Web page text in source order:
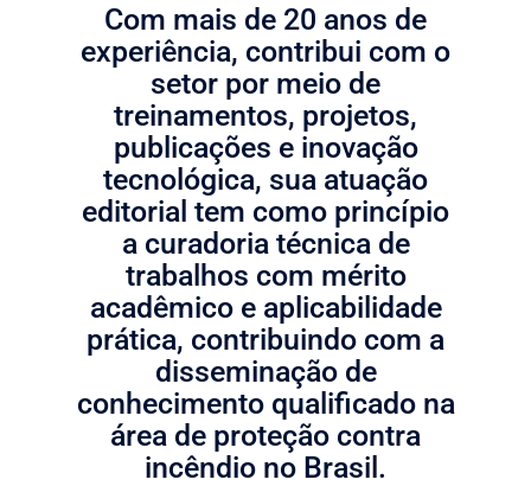
Com mais de 20 anos de
experiência, contribui com o
setor por meio de
treinamentos, projetos,
publicações e inovação
tecnológica, sua atuação
editorial tem como princípio
a curadoria técnica de
trabalhos com mérito
acadêmico e aplicabilidade
prática, contribuindo com a
disseminação de
conhecimento qualificado na
área de proteção contra
incêndio no Brasil.